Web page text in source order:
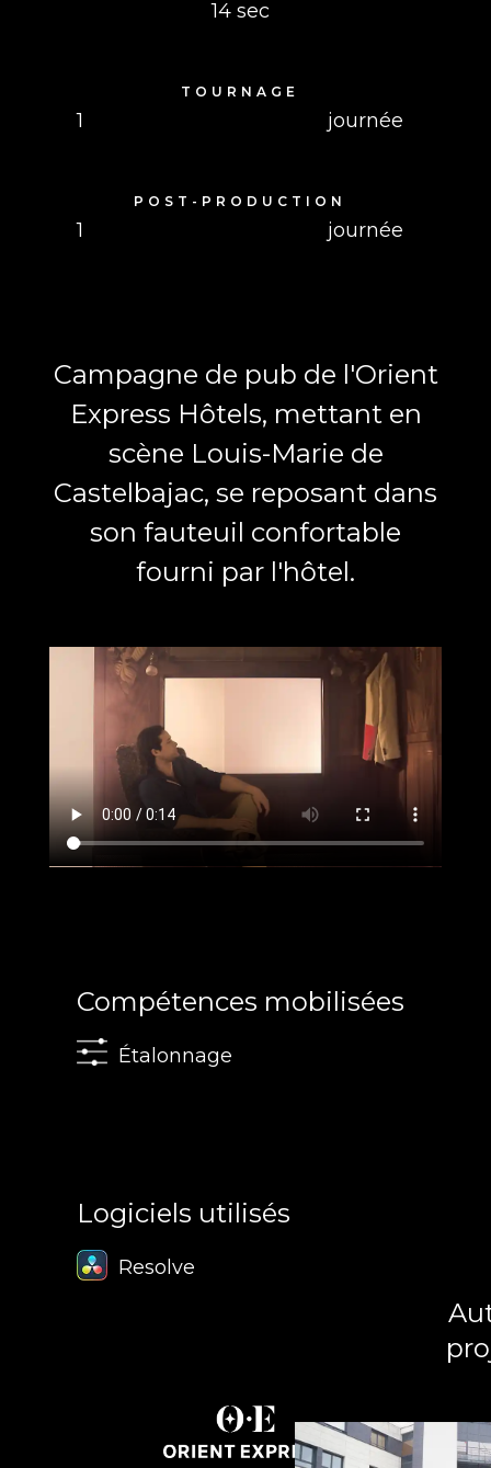
14 sec
TOURNAGE
1 journée
POST-PRODUCTION
1 journée
Campagne de pub de l'Orient
Express Hôtels, mettant en
scène Louis-Marie de
Castelbajac, se reposant dans
son fauteuil confortable
fourni par l'hôtel.
Compétences mobilisées
Étalonnage
Logiciels utilisés
Resolve